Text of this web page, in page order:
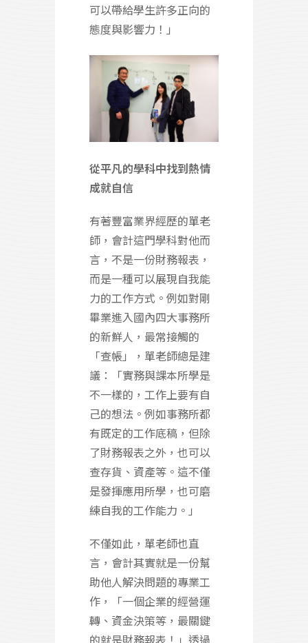
可以帶給學生許多正向的
態度與影響力！」
從平凡的學科中找到熱情
成就自信
有著豐富業界經歷的單老
師，會計這門學科對他而
言，不是一份財務報表，
而是一種可以展現自我能
力的工作方式。例如對剛
畢業進入國內四大事務所
的新鮮人，最常接觸的
「查帳」，單老師總是建
議：「實務與課本所學是
不一樣的，工作上要有自
己的想法。例如事務所都
有既定的工作底稿，但除
了財務報表之外，也可以
查存貨、資產等。這不僅
是發揮應用所學，也可磨
練自我的工作能力。」
不僅如此，單老師也直
言，會計其實就是一份幫
助他人解決問題的專業工
作，「一個企業的經營運
轉、資金決策等，最關鍵
的就是財務報表！」透過